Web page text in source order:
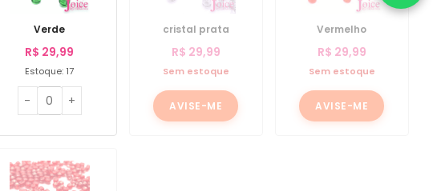
Verde
R$ 29,99
Estoque: 17
cristal prata
R$ 29,99
Sem estoque
AVISE-ME
Vermelho
R$ 29,99
Sem estoque
AVISE-ME